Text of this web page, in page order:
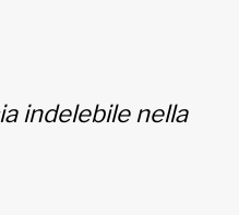
indelebile nella